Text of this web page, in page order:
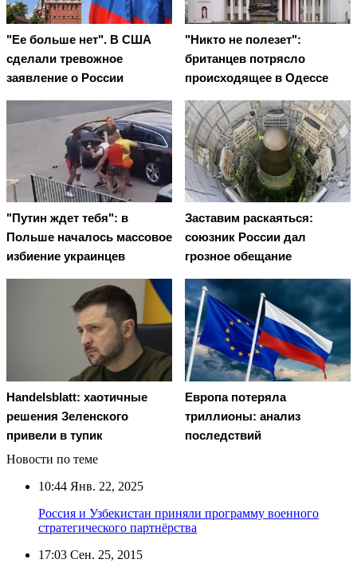
"Ее больше нет". В США
сделали тревожное
заявление о России
"Никто не полезет":
британцев потрясло
происходящее в Одессе
"Путин ждет тебя": в
Польше началось массовое
избиение украинцев
Заставим раскаяться:
союзник России дал
грозное обещание
Handelsblatt: хаотичные
решения Зеленского
привели в тупик
Европа потеряла
триллионы: анализ
последствий
Новости по теме
10:44 Янв. 22, 2025
Россия и Узбекистан приняли программу военного
стратегического партнёрства
17:03 Сен. 25, 2015